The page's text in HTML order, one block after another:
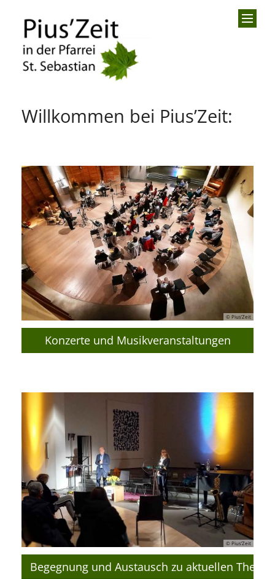
Willkommen bei Pius’Zeit:
© Pius’Zeit
Konzerte und Musikveranstaltungen
© Pius’Zeit
Begegnung und Austausch zu aktuellen